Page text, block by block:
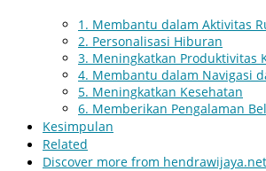
1. Membantu dalam Aktivitas
2. Personalisasi Hiburan
3. Meningkatkan Produktivitas
4. Membantu dalam Navigasi
5. Meningkatkan Kesehatan
6. Memberikan Pengalaman
Kesimpulan
Related
Discover more from hendrawijaya.net